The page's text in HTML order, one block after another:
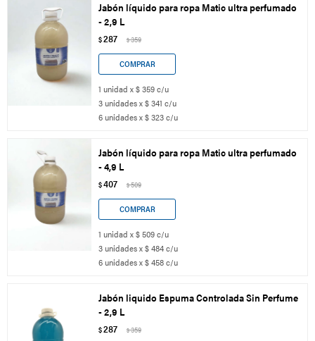
Jabón líquido para ropa Matic ultra perfumado
- 2,9 L
$287 $359
1 unidad x $ 359 c/u
3 unidades x $ 341 c/u
6 unidades x $ 323 c/u
Jabón líquido para ropa Matic ultra perfumado
- 4,9 L
$407 $509
1 unidad x $ 509 c/u
3 unidades x $ 484 c/u
6 unidades x $ 458 c/u
Jabón liquido Espuma Controlada Sin Perfume
- 2,9 L
$287 $359